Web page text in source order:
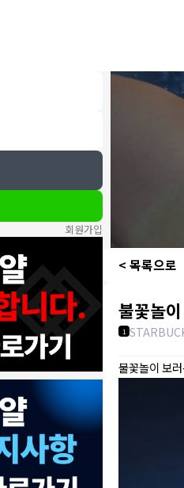
회원가입
< 목록으로
불꽃놀
1
불꽃놀이 보